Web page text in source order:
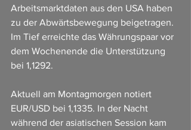
Arbeitsmarktdaten aus den USA haben
zu der Abwärtsbewegung beigetragen.
Im Tief erreichte das Währungspaar vor
dem Wochenende die Unterstützung
bei 1,1292.
Aktuell am Montagmorgen notiert
EUR/USD bei 1,1335. In der Nacht
während der asiatischen Session kam